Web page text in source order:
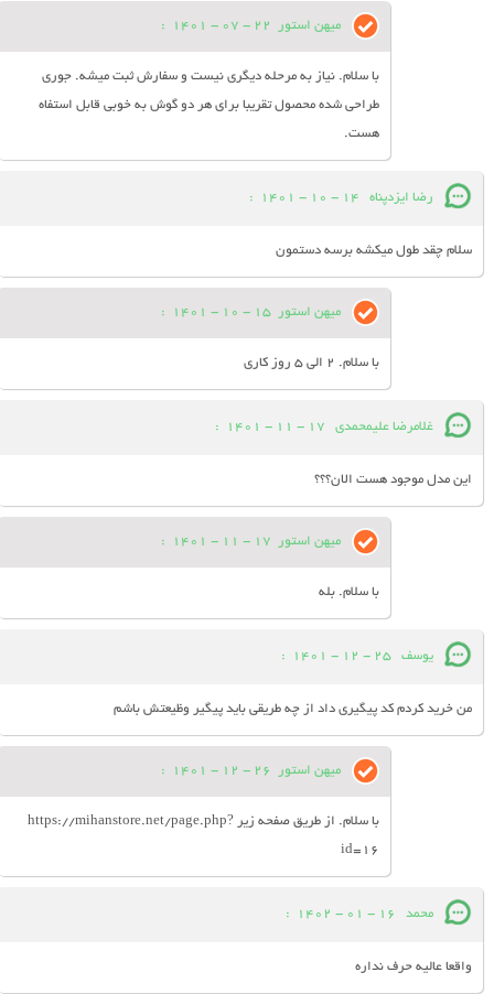
میهن استور 22 - 07 - 1401
:
با سلام. نیاز به مرحله دیگری نیست و سفارش ثبت میشه. جوری
طراحی شده محصول تقریبا برای هر دو گوش به خوبی قابل استفاه
هست.
رضا ایزدپناه 14 - 10 - 1401
:
سلام چقد طول میکشه برسه دستمون
میهن استور 15 - 10 - 1401
:
با سلام. 2 الی 5 روز کاری
غلامرضا علیمحمدی 17 - 11 - 1401
:
این مدل موجود هست الان؟؟؟
میهن استور 17 - 11 - 1401
:
با سلام. بله
یوسف 25 - 12 - 1401
:
من خرید کردم کد پیگیری داد از چه طریقی باید پیگیر وظیعتش باشم
میهن استور 26 - 12 - 1401
:
با سلام. از طریق صفحه زیر https://mihanstore.net/page.php?
id=16
محمد 16 - 01 - 1402
:
واقعا عالیه حرف نداره